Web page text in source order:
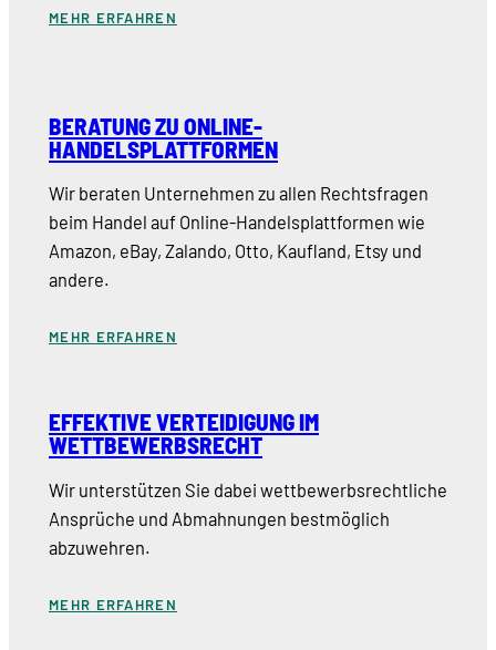
MEHR ERFAHREN
BERATUNG ZU ONLINE-
HANDELSPLATTFORMEN
Wir beraten Unternehmen zu allen Rechtsfragen
beim Handel auf Online-Handelsplattformen wie
Amazon, eBay, Zalando, Otto, Kaufland, Etsy und
andere.
MEHR ERFAHREN
EFFEKTIVE VERTEIDIGUNG IM
WETTBEWERBSRECHT
Wir unterstützen Sie dabei wettbewerbsrechtliche
Ansprüche und Abmahnungen bestmöglich
abzuwehren.
MEHR ERFAHREN